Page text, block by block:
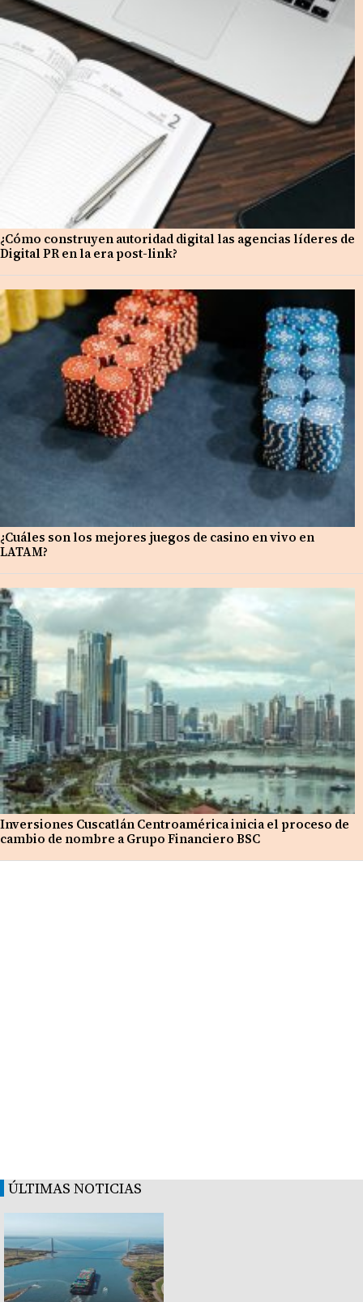
¿Cómo construyen autoridad digital las agencias líderes de
Digital PR en la era post-link?
¿Cuáles son los mejores juegos de casino en vivo en
LATAM?
Inversiones Cuscatlán Centroamérica inicia el proceso de
cambio de nombre a Grupo Financiero BSC
ÚLTIMAS NOTICIAS